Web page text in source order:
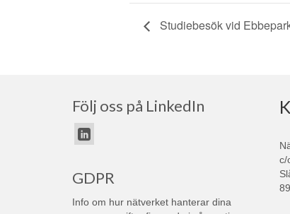
Studiebesök vid
Följ oss på LinkedIn
GDPR
Info om hur nätverket hanterar dina
c/